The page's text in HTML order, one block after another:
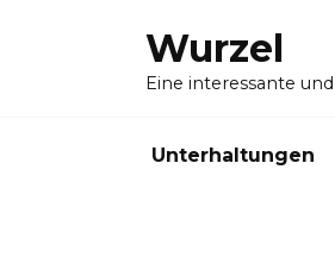
Wurzel
Eine interessante
Unterhaltungen